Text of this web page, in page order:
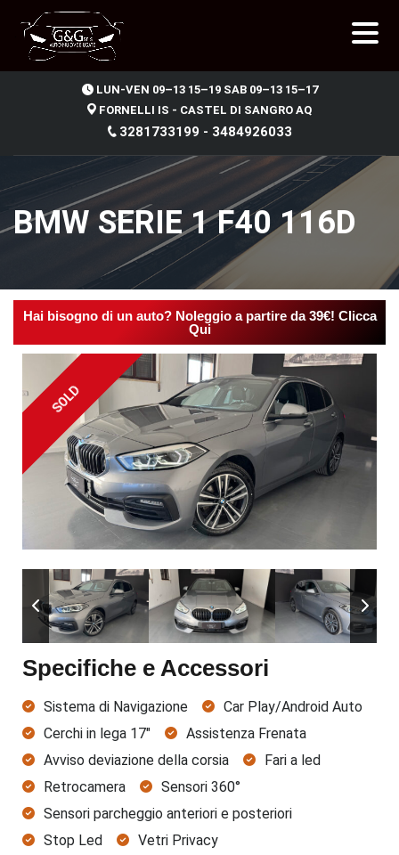
LUN-VEN 09–13 15–19 SAB 09–13 15–17
FORNELLI IS - CASTEL DI SANGRO AQ
3281733199 - 3484926033
BMW SERIE 1 F40 116D
Hai bisogno di un auto? Noleggio a partire da 39€! Clicca
Qui
SOLD
Specifiche e Accessori
Sistema di Navigazione
Car Play/Android Auto
Cerchi in lega 17"
Assistenza Frenata
Avviso deviazione della corsia
Fari a led
Retrocamera
Sensori 360°
Sensori parcheggio anteriori e posteriori
Stop Led
Vetri Privacy